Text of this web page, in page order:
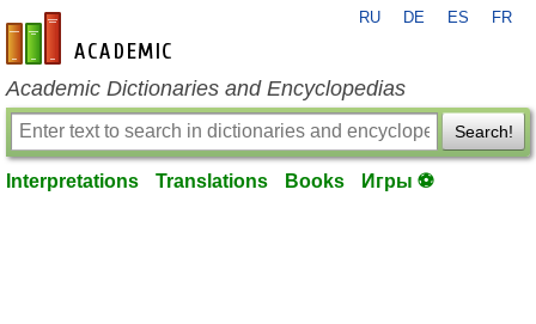
en-academic.com
RU DE ES FR
Academic Dictionaries and Encyclopedias
Search!
Interpretations Translations Books Игры ⚽